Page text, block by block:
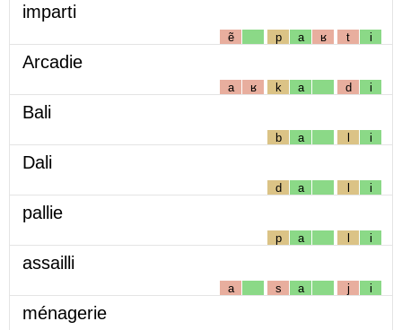
imparti
ẽ p a ʁ t i
Arcadie
a ʁ k a d i
Bali
b a l i
Dali
d a l i
pallie
p a l i
assailli
a s a j i
ménagerie